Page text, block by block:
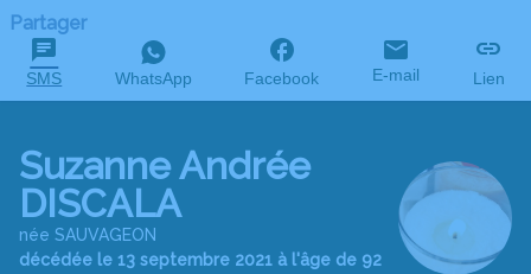
Partager
SMS WhatsApp Facebook E-mail Lien
Suzanne Andrée
DISCALA
née SAUVAGEON
décédée le 13 septembre 2021 à l'âge de 92